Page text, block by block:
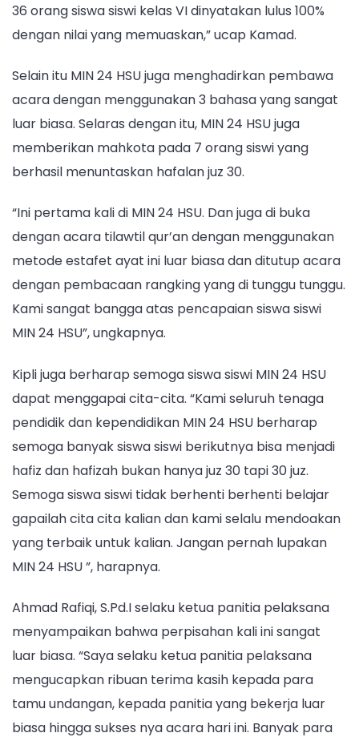
36 orang siswa siswi kelas VI dinyatakan lulus 100%
dengan nilai yang memuaskan,” ucap Kamad.
Selain itu MIN 24 HSU juga menghadirkan pembawa
acara dengan menggunakan 3 bahasa yang sangat
luar biasa. Selaras dengan itu, MIN 24 HSU juga
memberikan mahkota pada 7 orang siswi yang
berhasil menuntaskan hafalan juz 30.
“Ini pertama kali di MIN 24 HSU. Dan juga di buka
dengan acara tilawtil qur’an dengan menggunakan
metode estafet ayat ini luar biasa dan ditutup acara
dengan pembacaan rangking yang di tunggu tunggu.
Kami sangat bangga atas pencapaian siswa siswi
MIN 24 HSU”, ungkapnya.
Kipli juga berharap semoga siswa siswi MIN 24 HSU
dapat menggapai cita-cita. “Kami seluruh tenaga
pendidik dan kependidikan MIN 24 HSU berharap
semoga banyak siswa siswi berikutnya bisa menjadi
hafiz dan hafizah bukan hanya juz 30 tapi 30 juz.
Semoga siswa siswi tidak berhenti berhenti belajar
gapailah cita cita kalian dan kami selalu mendoakan
yang terbaik untuk kalian. Jangan pernah lupakan
MIN 24 HSU ”, harapnya.
Ahmad Rafiqi, S.Pd.I selaku ketua panitia pelaksana
menyampaikan bahwa perpisahan kali ini sangat
luar biasa. “Saya selaku ketua panitia pelaksana
mengucapkan ribuan terima kasih kepada para
tamu undangan, kepada panitia yang bekerja luar
biasa hingga sukses nya acara hari ini. Banyak para